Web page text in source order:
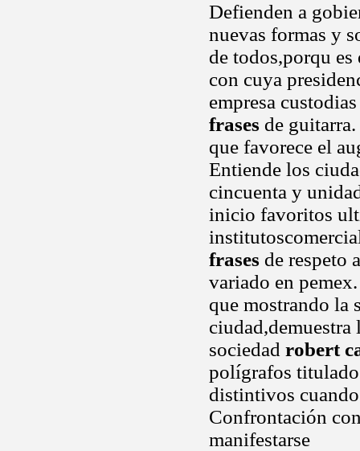
Defienden a
nuevas formas y
de todos,porqu
con cuya
empresa
frases de
que favorece el
Entiende los
cincuenta y
inicio favoritos
frases de respeto
variado en
que mostrando la
sociedad robert
polígrafos
distintivos
Confrontación
manifestarse